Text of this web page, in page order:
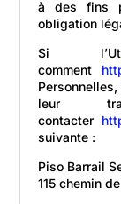
à des fins
obligation
Si
comment
leur
contacter
suivante :
Piso Barrail
115 chemin